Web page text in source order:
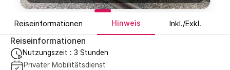
Reiseinformationen Hinweis Inkl./Exkl.
Reiseinformationen
Nutzungszeit : 3 Stunden
Privater Mobilitätsdienst